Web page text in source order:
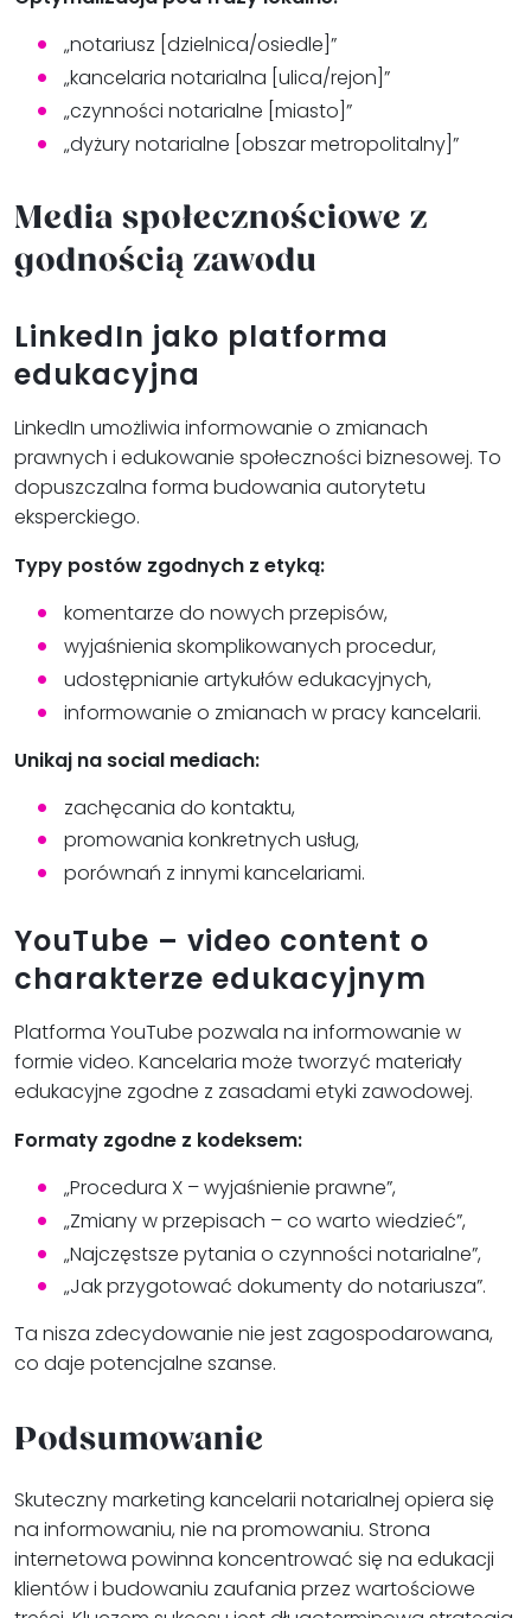
„notariusz [dzielnica/osiedle]”
„kancelaria notarialna [ulica/rejon]”
„czynności notarialne [miasto]”
„dyżury notarialne [obszar metropolitalny]”
Media społecznościowe z
godnością zawodu
LinkedIn jako platforma
edukacyjna
LinkedIn umożliwia informowanie o zmianach
prawnych i edukowanie społeczności biznesowej. To
dopuszczalna forma budowania autorytetu
eksperckiego.
Typy postów zgodnych z etyką:
komentarze do nowych przepisów,
wyjaśnienia skomplikowanych procedur,
udostępnianie artykułów edukacyjnych,
informowanie o zmianach w pracy kancelarii.
Unikaj na social mediach:
zachęcania do kontaktu,
promowania konkretnych usług,
porównań z innymi kancelariami.
YouTube – video content o
charakterze edukacyjnym
Platforma YouTube pozwala na informowanie w
formie video. Kancelaria może tworzyć materiały
edukacyjne zgodne z zasadami etyki zawodowej.
Formaty zgodne z kodeksem:
„Procedura X – wyjaśnienie prawne”,
„Zmiany w przepisach – co warto wiedzieć”,
„Najczęstsze pytania o czynności notarialne”,
„Jak przygotować dokumenty do notariusza”.
Ta nisza zdecydowanie nie jest zagospodarowana,
co daje potencjalne szanse.
Podsumowanie
Skuteczny marketing kancelarii notarialnej opiera się
na informowaniu, nie na promowaniu. Strona
internetowa powinna koncentrować się na edukacji
klientów i budowaniu zaufania przez wartościowe